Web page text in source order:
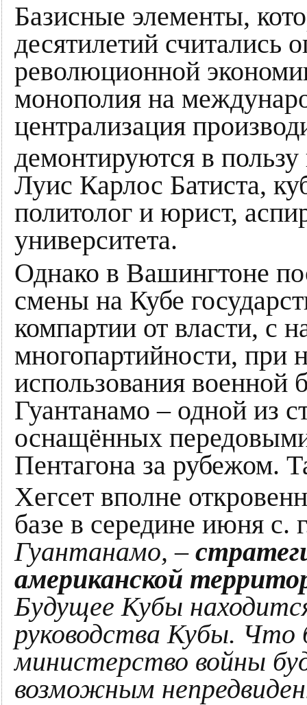
Базисные элементы,
десятилетий считались
революционной
монополия на
централизация
демонтируются в пользу
Луис Карлос Батиста,
политолог и юрист,
университета.
Однако в Вашингтоне
смены на Кубе
компартии от власти, с
многопартийности, при
использования
Гуантанамо – одной из
оснащённых
Пентагона за
Хегсет вполне
базе в середине июня с.
Гуантанамо, –
американской
Будущее Кубы
руководства Кубы. Что
министерство войны
возможным